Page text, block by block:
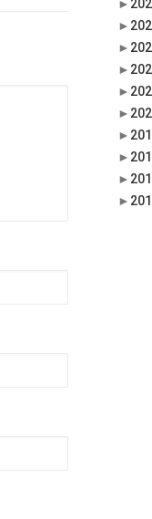
►
►
►
►
►
►
►
►
►
►